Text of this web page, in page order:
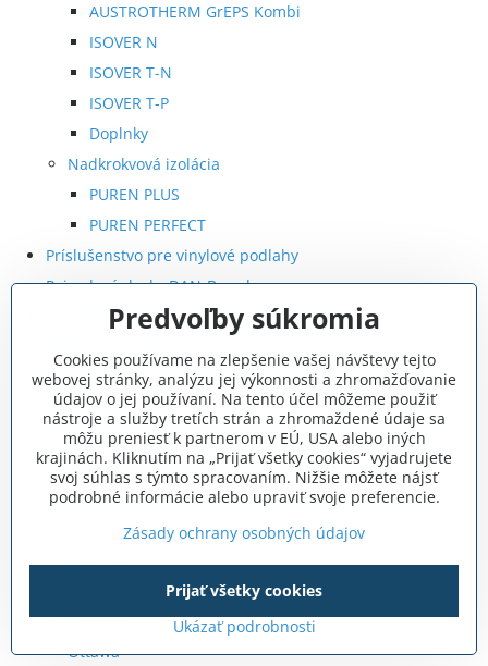
AUSTROTHERM GrEPS Kombi
ISOVER N
ISOVER T-N
ISOVER T-P
Doplnky
Nadkrokvová izolácia
PUREN PLUS
PUREN PERFECT
Príslušenstvo pre vinylové podlahy
Pojazdové dosky DAN-Boards
Fasádne kotvy
Calgary
Edmonton
Vancouver
Toronto
Golden
Hamilton
Montreal
Ottawa
Predvoľby súkromia
Cookies používame na zlepšenie vašej návštevy tejto
webovej stránky, analýzu jej výkonnosti a zhromažďovanie
údajov o jej používaní. Na tento účel môžeme použiť
nástroje a služby tretích strán a zhromaždené údaje sa
môžu preniesť k partnerom v EÚ, USA alebo iných
krajinách. Kliknutím na „Prijať všetky cookies“ vyjadrujete
svoj súhlas s týmto spracovaním. Nižšie môžete nájsť
podrobné informácie alebo upraviť svoje preferencie.
Zásady ochrany osobných údajov
Ukázať podrobnosti
Prijať všetky cookies